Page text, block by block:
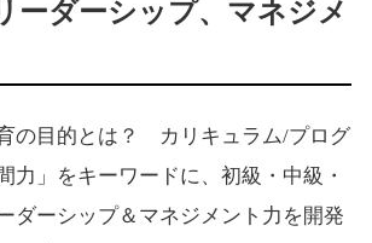
ーダーシップ、マネジメ
の目的とは？ カリキュラム/プログ
」をキーワードに、初級・中級・
ダーシップ＆マネジメント力を開発